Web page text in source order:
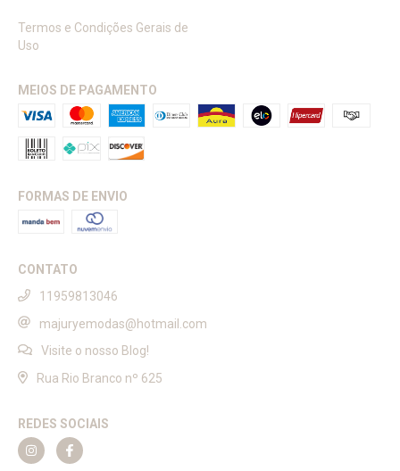
Termos e Condições Gerais de
Uso
MEIOS DE PAGAMENTO
FORMAS DE ENVIO
CONTATO
11959813046
majuryemodas@hotmail.com
Visite o nosso Blog!
Rua Rio Branco nº 625
REDES SOCIAIS